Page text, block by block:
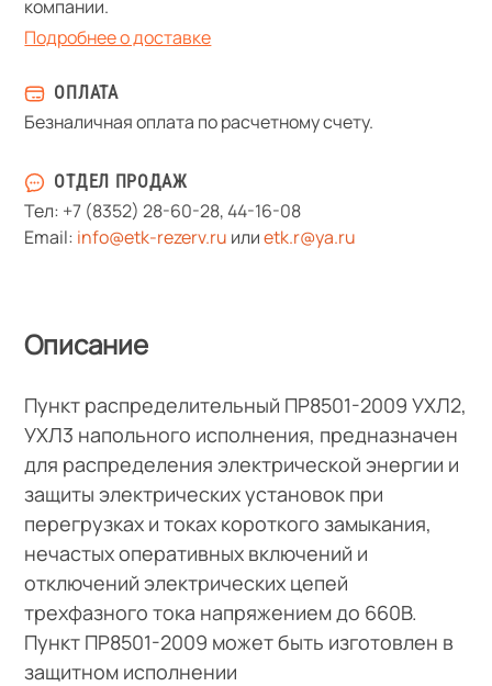
компании.
Подробнее о доставке
ОПЛАТА
Безналичная оплата по расчетному счету.
ОТДЕЛ ПРОДАЖ
Тел: +7 (8352) 28-60-28,44-16-08
Email: info@etk-rezerv.ru илиetk.r@ya.ru
Описание
Пункт распределительный ПР8501-2009 УХЛ2,
УХЛ3 напольного исполнения, предназначен
для распределения электрической энергии и
защиты электрических установок при
перегрузках и токах короткого замыкания,
нечастых оперативных включений и
отключений электрических цепей
трехфазного тока напряжением до 660В.
Пункт ПР8501-2009 может быть изготовлен в
защитном исполнении